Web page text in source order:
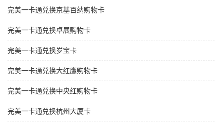
完美一卡通兑换京基百纳购物卡
完美一卡通兑换卓展购物卡
完美一卡通兑换岁宝卡
完美一卡通兑换大红鹰购物卡
完美一卡通兑换中央红购物卡
完美一卡通兑换杭州大厦卡